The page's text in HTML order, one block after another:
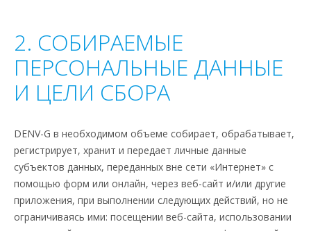
2. СОБИРАЕМЫЕ
ПЕРСОНАЛЬНЫЕ ДАННЫЕ
И ЦЕЛИ СБОРА
DENV-G в необходимом объеме собирает, обрабатывает,
регистрирует, хранит и передает личные данные
субъектов данных, переданных вне сети «Интернет» с
помощью форм или онлайн, через веб-сайт и/или другие
приложения, при выполнении следующих действий, но не
ограничиваясь ими: посещении веб-сайта, использовании